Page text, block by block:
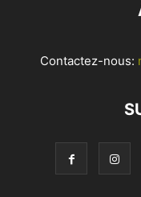
Contactez-nous: